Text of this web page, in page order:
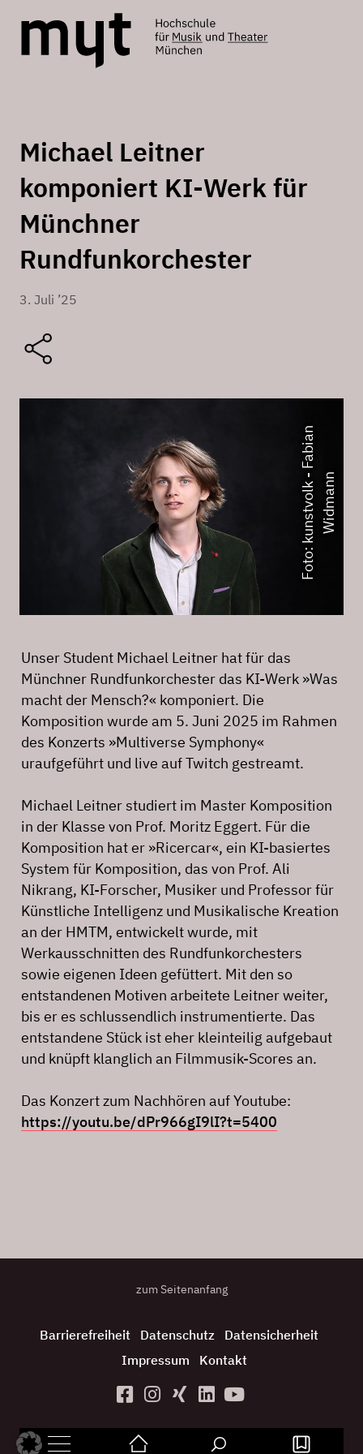
Michael Leitner
komponiert KI-Werk für
Münchner
Rundfunkorchester
3. Juli ’25
F
o
t
o
:
k
u
n
s
t
v
o
l
k-
F
a
b
i
a
n
W
i
d
m
a
nn
Unser Student Michael Leitner hat für das
Münchner Rundfunkorchester das KI-Werk »Was
macht der Mensch?« komponiert. Die
Komposition wurde am 5. Juni 2025 im Rahmen
des Konzerts »Multiverse Symphony«
uraufgeführt und live auf Twitch gestreamt.
Michael Leitner studiert im Master Komposition
in der Klasse von Prof. Moritz Eggert. Für die
Komposition hat er »Ricercar«, ein KI-basiertes
System für Komposition, das von Prof. Ali
Nikrang, KI-Forscher, Musiker und Professor für
Künstliche Intelligenz und Musikalische Kreation
an der HMTM, entwickelt wurde, mit
Werkausschnitten des Rundfunkorchesters
sowie eigenen Ideen gefüttert. Mit den so
entstandenen Motiven arbeitete Leitner weiter,
bis er es schlussendlich instrumentierte. Das
entstandene Stück ist eher kleinteilig aufgebaut
und knüpft klanglich an Filmmusik-Scores an.
Das Konzert zum Nachhören auf Youtube:
https://youtu.be/dPr966gI9lI?t=5400
zum Seitenanfang
Barrierefreiheit Datenschutz
Datensicherheit
Impressum
Kontakt